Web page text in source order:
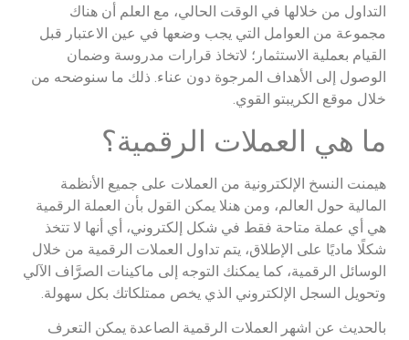
التداول من خلالها في الوقت الحالي، مع العلم أن هناك
مجموعة من العوامل التي يجب وضعها في عين الاعتبار قبل
القيام بعملية الاستثمار؛ لاتخاذ قرارات مدروسة وضمان
الوصول إلى الأهداف المرجوة دون عناء. ذلك ما سنوضحه من
خلال موقع الكريبتو القوي.
ما هي العملات الرقمية؟
هيمنت النسخ الإلكترونية من العملات على جميع الأنظمة
المالية حول العالم، ومن هنلا يمكن القول بأن العملة الرقمية
هي أي عملة متاحة فقط في شكل إلكتروني، أي أنها لا تتخذ
شكلًا ماديًا على الإطلاق، يتم تداول العملات الرقمية من خلال
الوسائل الرقمية، كما يمكنك التوجه إلى ماكينات الصرَّاف الآلي
وتحويل السجل الإلكتروني الذي يخص ممتلكاتك بكل سهولة.
بالحديث عن اشهر العملات الرقمية الصاعدة يمكن التعرف